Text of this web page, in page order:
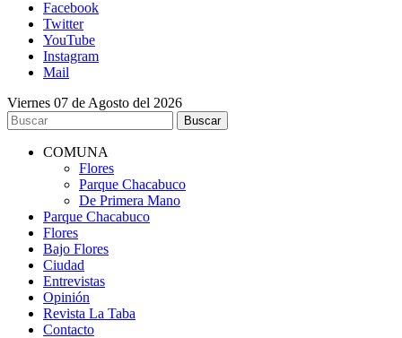
Facebook
Twitter
YouTube
Instagram
Mail
Viernes 07 de Agosto del 2026
COMUNA
Flores
Parque Chacabuco
De Primera Mano
Parque Chacabuco
Flores
Bajo Flores
Ciudad
Entrevistas
Opinión
Revista La Taba
Contacto